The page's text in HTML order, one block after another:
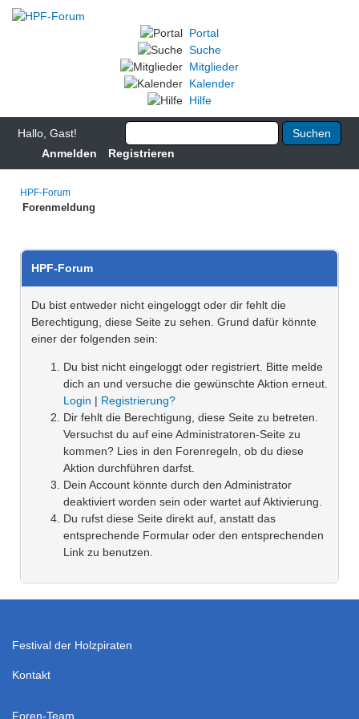
Portal
Suche
Mitglieder
Kalender
Hilfe
Hallo, Gast!
Anmelden
Registrieren
HPF-Forum
Forenmeldung
HPF-Forum
Du bist entweder nicht eingeloggt oder dir fehlt die
Berechtigung, diese Seite zu sehen. Grund dafür könnte
einer der folgenden sein:
Du bist nicht eingeloggt oder registriert. Bitte melde
dich an und versuche die gewünschte Aktion erneut.
Login | Registrierung?
Dir fehlt die Berechtigung, diese Seite zu betreten.
Versuchst du auf eine Administratoren-Seite zu
kommen? Lies in den Forenregeln, ob du diese
Aktion durchführen darfst.
Dein Account könnte durch den Administrator
deaktiviert worden sein oder wartet auf Aktivierung.
Du rufst diese Seite direkt auf, anstatt das
entsprechende Formular oder den entsprechenden
Link zu benutzen.
Festival der Holzpiraten
Kontakt
Foren-Team